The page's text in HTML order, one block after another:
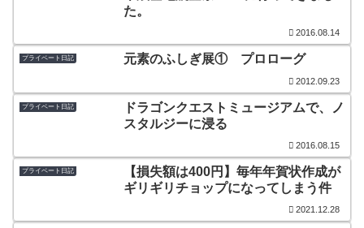
た。
2016.08.14
プライベート日記 元素のふしぎ展① プロローグ
2012.09.23
プライベート日記
ドラゴンクエストミュージアムで、ノ
スタルジーに浸る
2016.08.15
プライベート日記
【損失額は400円】毎年年賀状作成が
ギリギリチョップになってしまう件
2021.12.28